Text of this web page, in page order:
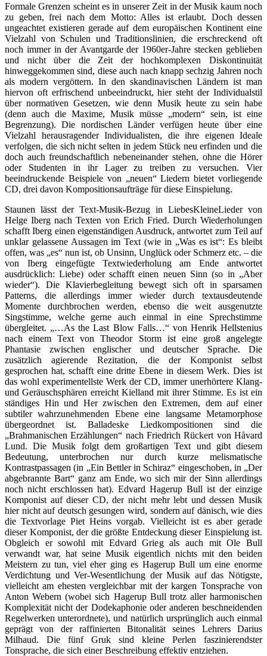
Formale Grenzen scheint es in unserer Zeit in der Musik kaum noch
zu geben, frei nach dem Motto: Alles ist erlaubt. Doch dessen
ungeachtet existieren gerade auf dem europäischen Kontinent eine
Vielzahl von Schulen und Traditionslinien, die erschreckend oft
noch immer in der Avantgarde der 1960er-Jahre stecken geblieben
und nicht über die Zeit der hochkomplexen Diskontinuität
hinweggekommen sind, diese auch nach knapp sechzig Jahren noch
als modern vergöttern. In den skandinavischen Ländern ist man
hiervon oft erfrischend unbeeindruckt, hier steht der Individualstil
über normativen Gesetzen, wie denn Musik heute zu sein habe
(denn auch die Maxime, Musik müsse „modern“ sein, ist eine
Begrenzung). Die nordischen Länder verfügen heute über eine
Vielzahl herausragender Individualisten, die ihre eigenen Ideale
verfolgen, die sich nicht selten in jedem Stück neu erfinden und die
doch auch freundschaftlich nebeneinander stehen, ohne die Hörer
oder Studenten in ihr Lager zu treiben zu versuchen. Vier
beeindruckende Beispiele von „neuen“ Liedern bietet vorliegende
CD, drei davon Kompositionsaufträge für diese Einspielung.
Staunen lässt der Text-Musik-Bezug in LiebesKleineLieder von
Helge Iberg nach Texten von Erich Fried. Durch Wiederholungen
schafft Iberg einen eigenständigen Ausdruck, antwortet zum Teil auf
unklar gelassene Aussagen im Text (wie in „Was es ist“: Es bleibt
offen, was „es“ nun ist, ob Unsinn, Unglück oder Schmerz etc. – die
von Iberg eingefügte Textwiederholung am Ende antwortet
ausdrücklich: Liebe) oder schafft einen neuen Sinn (so in „Aber
wieder“). Die Klavierbegleitung bewegt sich oft in sparsamen
Patterns, die allerdings immer wieder durch textausdeutende
Momente durchbrochen werden, ebenso die weit ausgenutzte
Singstimme, welche gerne auch einmal in eine Sprechstimme
übergleitet. „…As the Last Blow Falls…“ von Henrik Hellstenius
nach einem Text von Theodor Storm ist eine groß angelegte
Phantasie zwischen englischer und deutscher Sprache. Die
zusätzlich agierende Rezitation, die der Komponist selbst
gesprochen hat, schafft eine dritte Ebene in diesem Werk. Dies ist
das wohl experimentellste Werk der CD, immer unerhörtere Klang-
und Geräuschsphären erreicht Kielland mit ihrer Stimme. Es ist ein
ständiges Hin und Her zwischen den Extremen, dem auf einer
subtiler wahrzunehmenden Ebene eine langsame Metamorphose
übergeordnet ist. Balladeske Liedkompositionen sind die
„Brahmanischen Erzählungen“ nach Friedrich Rückert von Håvard
Lund. Die Musik folgt dem großartigen Text und gibt diesem
Bedeutung, unterbrochen nur durch kurze melismatische
Kontrastpassagen (in „Ein Bettler in Schiraz“ eingeschoben, in „Der
abgebrannte Bart“ ganz am Ende, wo sich mir der Sinn allerdings
noch nicht erschlossen hat). Edvard Hagerup Bull ist der einzige
Komponist auf dieser CD, der nicht mehr lebt und dessen Musik
hier nicht auf deutsch gesungen wird, sondern auf dänisch, wie dies
die Textvorlage Piet Heins vorgab. Vielleicht ist es aber gerade
dieser Komponist, der die größte Entdeckung dieser Einspielung ist.
Obgleich er sowohl mit Edvard Grieg als auch mit Ole Bull
verwandt war, hat seine Musik eigentlich nichts mit den beiden
Meistern zu tun, viel eher ging es Hagerup Bull um eine enorme
Verdichtung und Ver-Wesentlichung der Musik auf das Nötigste,
vielleicht am ehesten vergleichbar mit der kargen Tonsprache von
Anton Webern (wobei sich Hagerup Bull trotz aller harmonischen
Komplexität nicht der Dodekaphonie oder anderen beschneidenden
Regelwerken unterordnete), und natürlich ursprünglich auch einmal
geprägt von der raffinierten Bitonalität seines Lehrers Darius
Milhaud. Die fünf Gruk sind kleine Perlen faszinierendster
Tonsprache, die sich einer Beschreibung effektiv entziehen.